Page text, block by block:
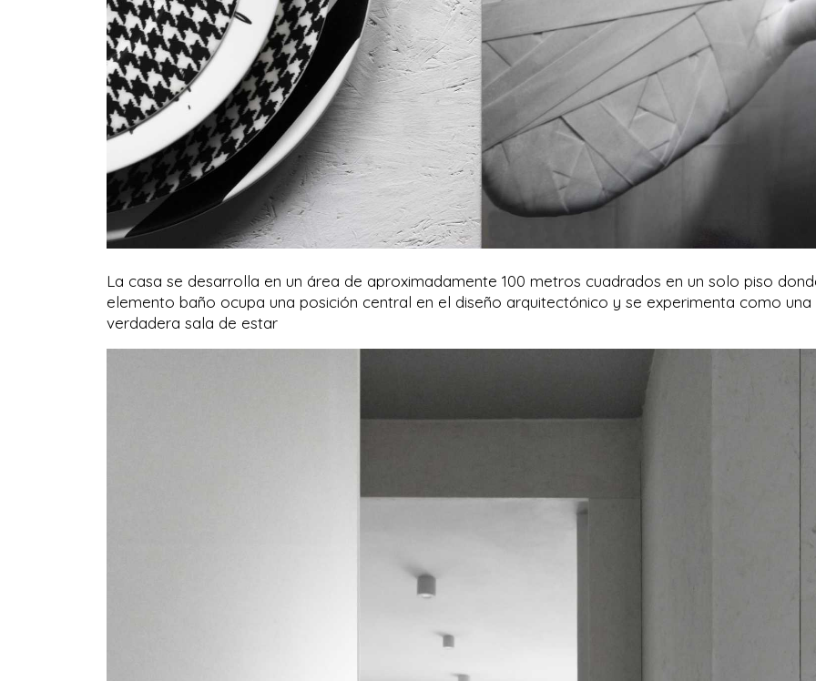
La casa se desarrolla en un área de aproximadamente 100 metros cuadrados en un solo piso
elemento baño ocupa una posición central en el diseño arquitectónico y se experimenta como una
verdadera sala de estar